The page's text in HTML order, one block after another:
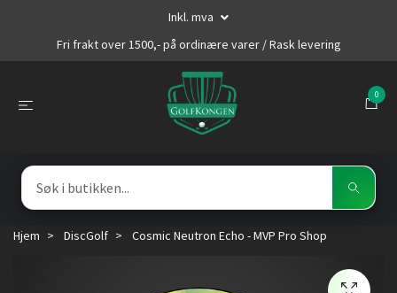
Inkl. mva
Fri frakt over 1500,- på ordinære varer / Rask levering
0
Hjem DiscGolf Cosmic Neutron Echo - MVP Pro Shop